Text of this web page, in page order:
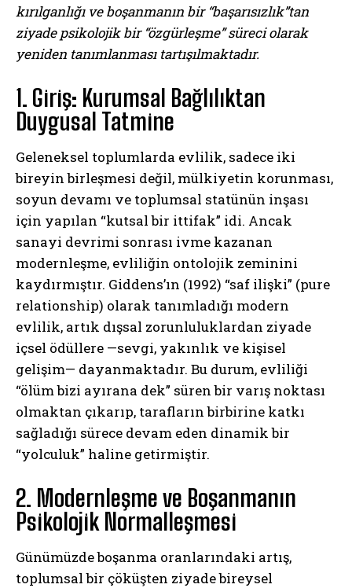
kırılganlığı ve boşanmanın bir “başarısızlık”tan
ziyade psikolojik bir “özgürleşme” süreci olarak
yeniden tanımlanması tartışılmaktadır.
1. Giriş: Kurumsal Bağlılıktan
Duygusal Tatmine
Geleneksel toplumlarda evlilik, sadece iki
bireyin birleşmesi değil, mülkiyetin korunması,
soyun devamı ve toplumsal statünün inşası
için yapılan “kutsal bir ittifak” idi. Ancak
sanayi devrimi sonrası ivme kazanan
modernleşme, evliliğin ontolojik zeminini
kaydırmıştır. Giddens’ın (1992) “saf ilişki” (pure
relationship) olarak tanımladığı modern
evlilik, artık dışsal zorunluluklardan ziyade
içsel ödüllere —sevgi, yakınlık ve kişisel
gelişim— dayanmaktadır. Bu durum, evliliği
“ölüm bizi ayırana dek” süren bir varış noktası
olmaktan çıkarıp, tarafların birbirine katkı
sağladığı sürece devam eden dinamik bir
“yolculuk” haline getirmiştir.
2. Modernleşme ve Boşanmanın
Psikolojik Normalleşmesi
Günümüzde boşanma oranlarındaki artış,
toplumsal bir çöküşten ziyade bireysel